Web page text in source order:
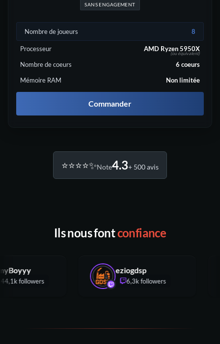
SANS ENGAGEMENT
Nombre de joueurs 8
Processeur AMD Ryzen 5950X
(ou équivalent)
Nombre de coeurs 6 coeurs
Mémoire RAM
Non limitée
Commander
⭐️⭐️⭐️⭐️✨Note4.3+ 500 avis
Ils nous fontconfiance
144,1k followers
eziogdsp
6,3k followers